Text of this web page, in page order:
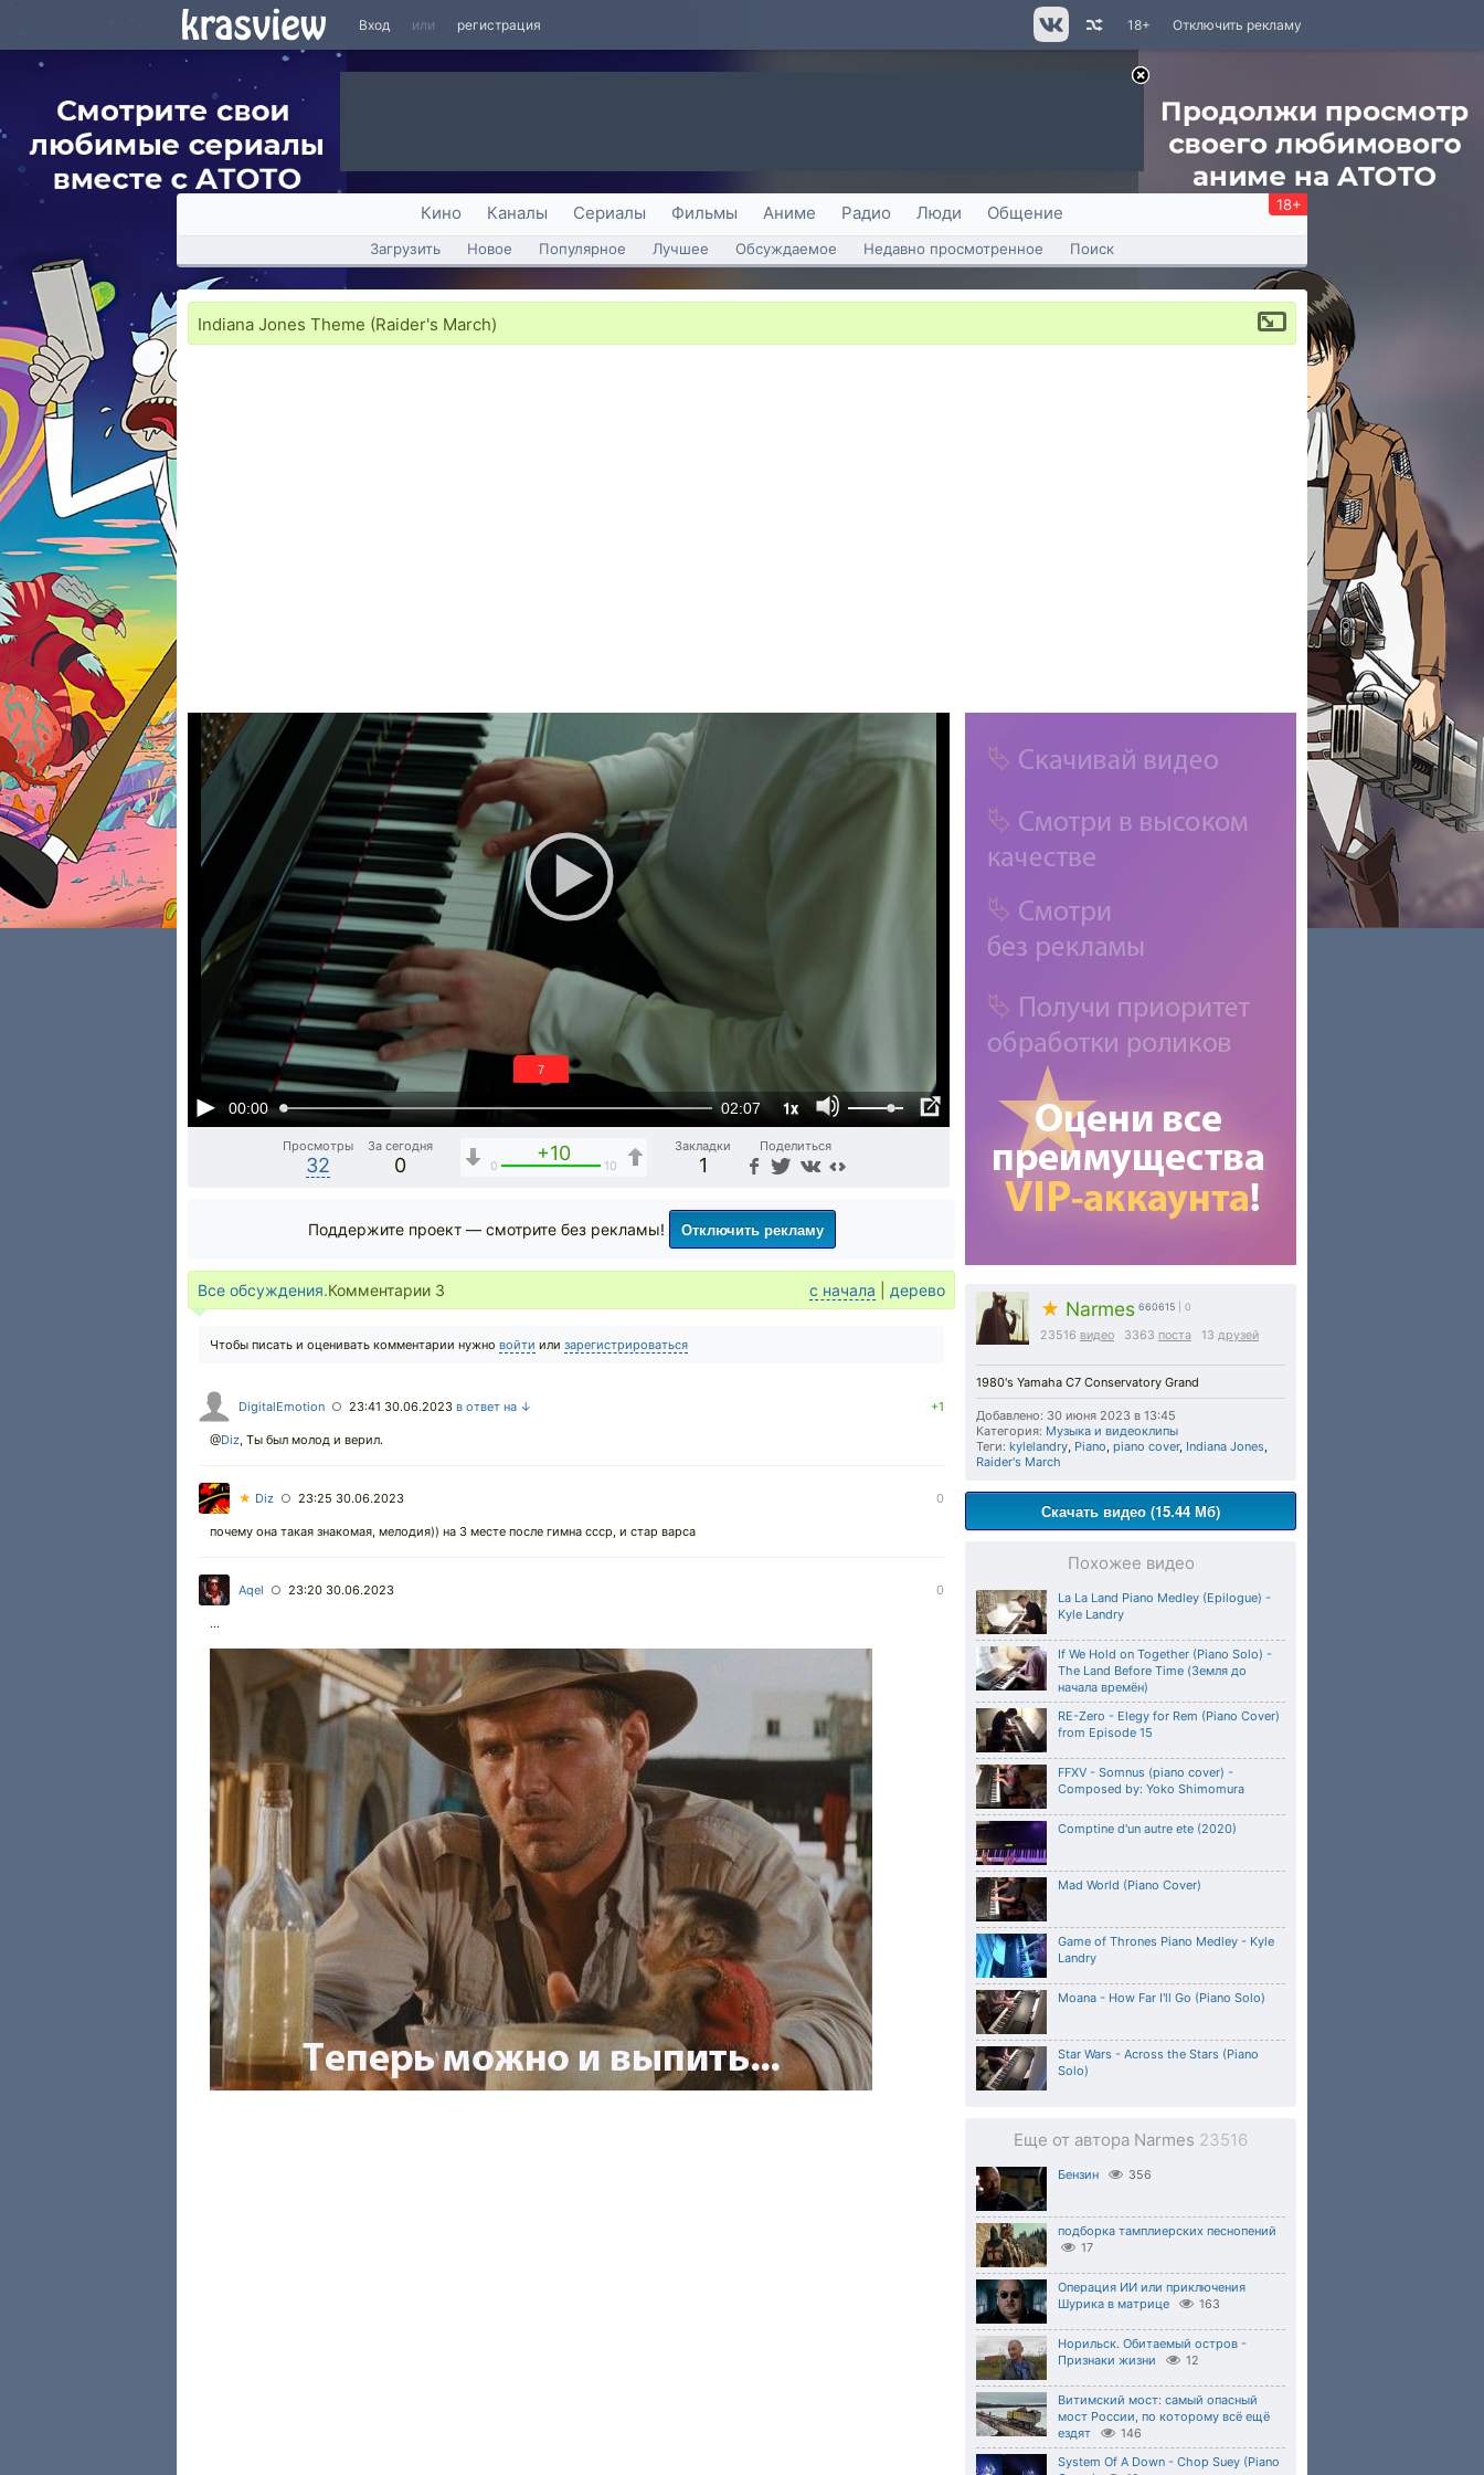
Вход или регистрация Отключить рекламу
18+
Кино Каналы Сериалы Фильмы Аниме Радио Люди Общение 18+
Загрузить Новое Популярное Лучшее Обсуждаемое Недавно просмотренное Поиск
Indiana Jones Theme (Raider's March)
00:00 02:07 1x
6
Просмотры
32
За сегодня
0
+10
0 10
Закладки
1
Поделиться
★ Narmes 660615 | 0
23516 видео 3363 поста 13 друзей
1980's Yamaha C7 Conservatory Grand
Добавлено: 30 июня 2023 в 13:45
Категория: Музыка и видеоклипы
Теги: kylelandry, Piano, piano cover, Indiana Jones,
Raider's March
Скачать видео (15.44 Мб)
Похожее видео
La La Land Piano Medley (Epilogue) -
Kyle Landry
If We Hold on Together (Piano Solo) -
The Land Before Time (Земля до
начала времён)
RE-Zero - Elegy for Rem (Piano Cover)
from Episode 15
FFXV - Somnus (piano cover) -
Composed by: Yoko Shimomura
Comptine d'un autre ete (2020)
Mad World (Piano Cover)
Game of Thrones Piano Medley - Kyle
Landry
Moana - How Far I'll Go (Piano Solo)
Star Wars - Across the Stars (Piano
Solo)
Еще от автора Narmes 23516
Бензин 356
подборка тамплиерских песнопений
17
Операция ИИ или приключения
Шурика в матрице
163
Норильск. Обитаемый остров -
Признаки жизни
12
Витимский мост: самый опасный
мост России, по которому всё ещё
ездят
146
System Of A Down - Chop Suey (Piano
Поддержите проект — смотрите без рекламы! Отключить рекламу
Все обсуждения.Комментарии 3 с начала дерево
Чтобы писать и оценивать комментарии нужно войти или зарегистрироваться
DigitalEmotion ○ 23:41 30.06.2023 в ответ на ↓ +1
@Diz, Ты был молод и верил.
★ Diz ○ 23:25 30.06.2023 0
почему она такая знакомая, мелодия)) на 3 месте после гимна ссср, и стар варса
Aqel ○ 23:20 30.06.2023 0
...